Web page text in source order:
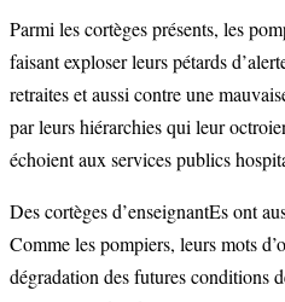
Parmi les cortèges présents, les
faisant exploser leurs pétards
retraites et aussi contre une
par leurs hiérarchies qui leur
échoient aux services publics
Des cortègesd’enseignantEsont
Comme les pompiers, leurs mots
dégradation des futures conditions